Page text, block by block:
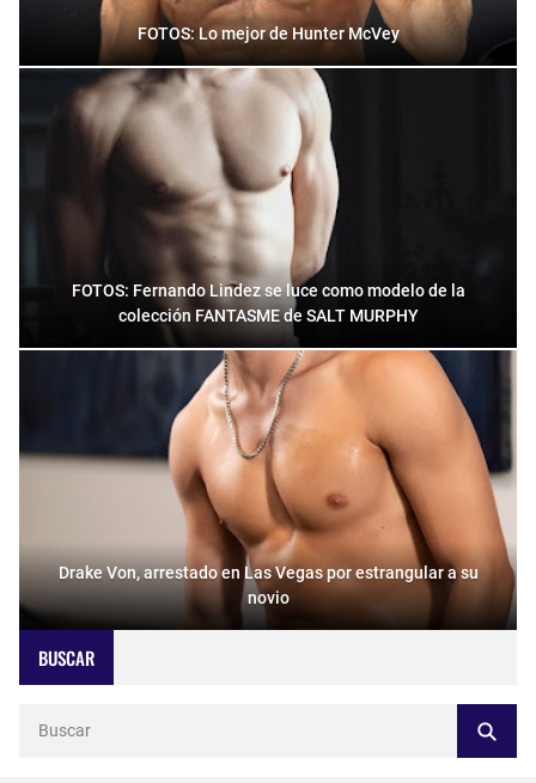
FOTOS: Lo mejor de Hunter McVey
FOTOS: Fernando Lindez se luce como modelo de la
colección FANTASME de SALT MURPHY
Drake Von, arrestado en Las Vegas por estrangular a su
novio
BUSCAR